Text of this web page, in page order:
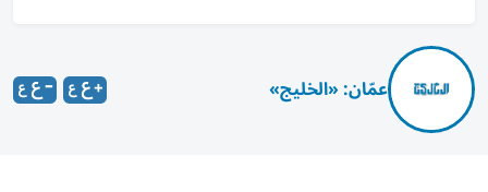
عمّان: «الخليج»